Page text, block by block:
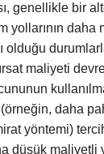
genellikle bir
yollarının daha
olduğu
maliyeti
daha
yöntemi)
düşük maliyetli